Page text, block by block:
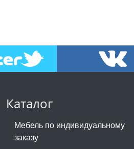
Каталог
Мебель по индивидуальному
заказу